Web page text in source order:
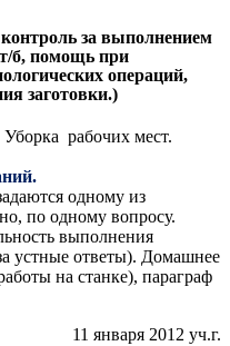
за выполнением
б, помощь при
операций,
заготовки.)
Уборка рабочих мест.
одному из
по одному вопросу.
выполнения
устные ответы). Домашнее
на станке), параграф
11 января 2012 уч.г.